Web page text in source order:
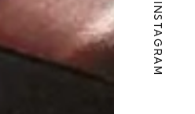
INSTAGRAM